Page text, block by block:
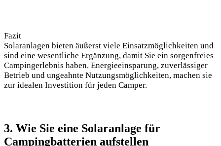
Fazit
Solaranlagen bieten äußerst ‍viele Einsatzmöglichkeiten und
sind eine wesentliche Ergänzung, damit Sie ein sorgenfreies
Campingerlebnis haben. Energieeinsparung, zuverlässiger
Betrieb und ungeahnte ​Nutzungsmöglichkeiten, machen⁣ sie
‌zur idealen Investition für⁤ jeden Camper.
3. Wie Sie⁢ eine Solaranlage für
Campingbatterien​ aufstellen